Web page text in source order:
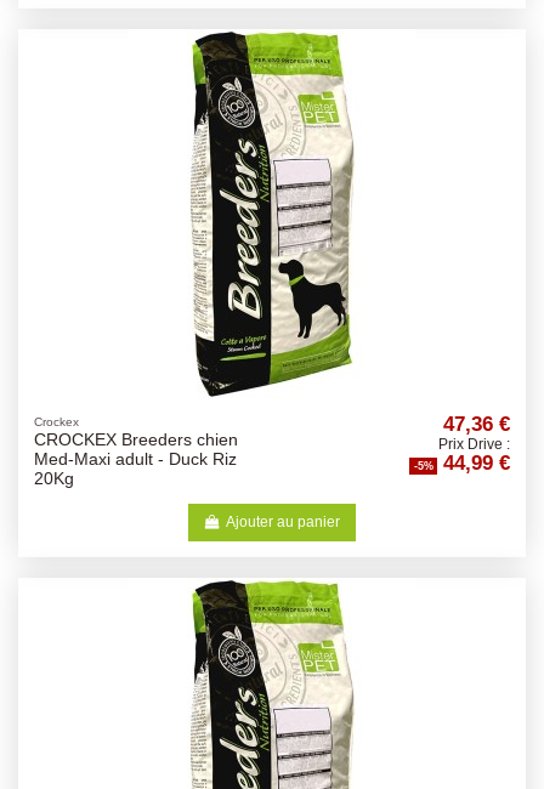
Crockex
CROCKEX Breeders chien
Med-Maxi adult - Duck Riz
20Kg
47,36 €
Prix Drive :
-5% 44,99 €
Ajouter au panier